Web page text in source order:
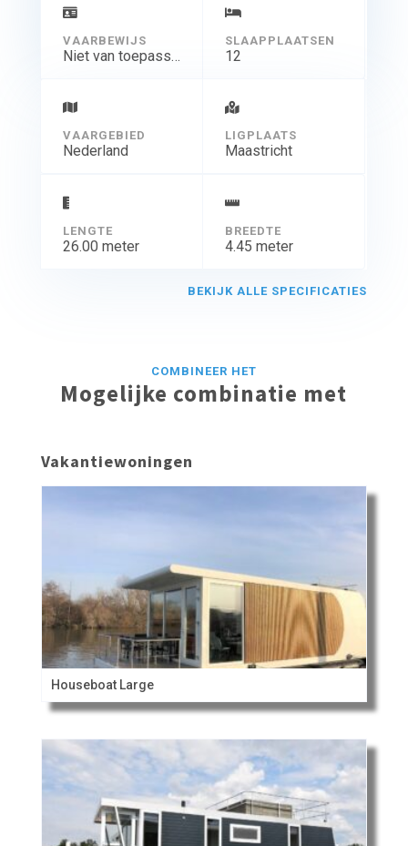
individueel boeken – Voor uw Prive Charters of groeps
graag een voorstel .
Miss Elly – Capt Mart en Crew heten u hartelijk welkom
aan boord.
VAARBEWIJS
Niet van toepassing
SLAAPPLAATSEN
12
VAARGEBIED
Nederland
LIGPLAATS
Maastricht
LENGTE
26.00 meter
BREEDTE
4.45 meter
BEKIJK ALLE SPECIFICATIES
COMBINEER HET
Mogelijke combinatie met
Vakantiewoningen
Houseboat Large